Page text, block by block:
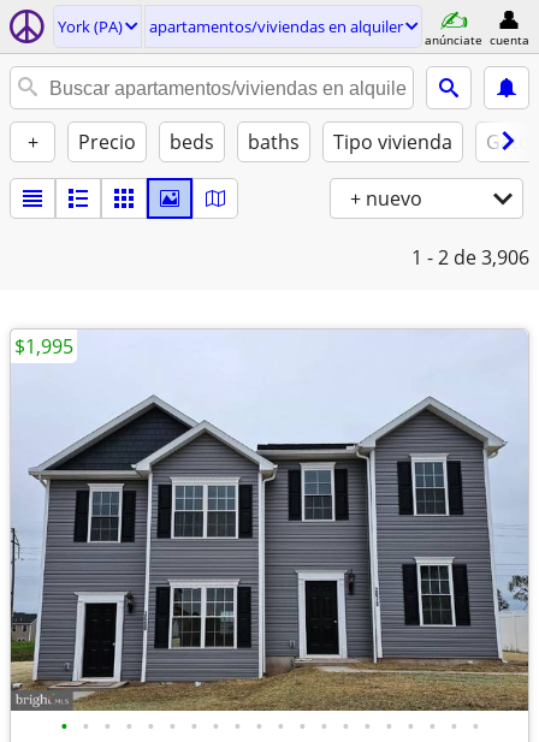
York (PA) apartamentos/viviendas en alquiler
anúnciate cuenta
+ Precio beds baths Tipo vivienda
+ nuevo
1 - 2 de 3,906
• • • • • • • • • • • • • • • • • • • •
$1,995